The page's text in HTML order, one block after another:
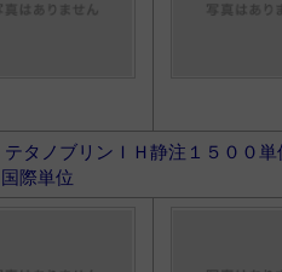
テタノブリンＩＨ静注１５００
際単位